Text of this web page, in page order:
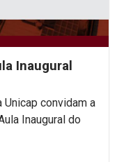
Inaugural
convidam a
Inaugural do